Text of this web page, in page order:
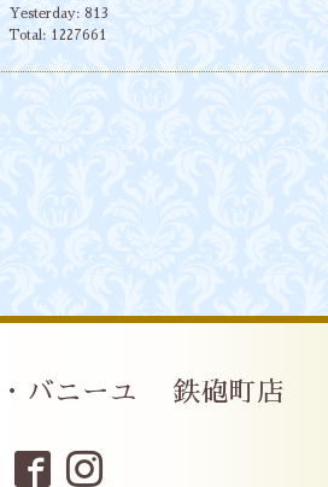
Yesterday: 813
Total: 1227661
・バニーユ 鉄砲町店